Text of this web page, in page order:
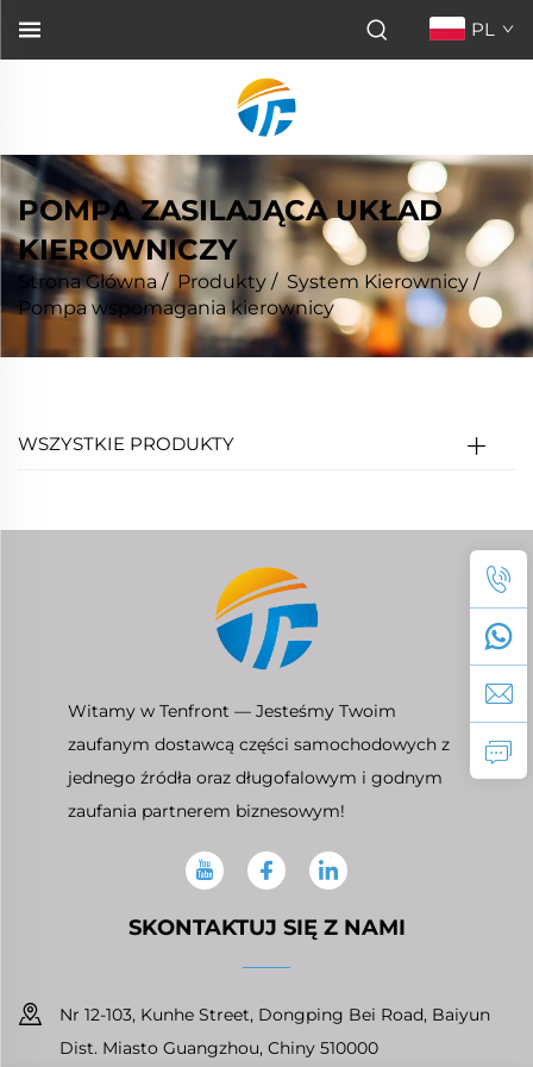
PL
POMPA ZASILAJĄCA UKŁAD
KIEROWNICZY
Strona Główna/ Produkty / System Kierownicy /
Pompa wspomagania kierownicy
WSZYSTKIE PRODUKTY
Witamy w Tenfront — Jesteśmy Twoim
zaufanym dostawcą części samochodowych z
jednego źródła oraz długofalowym i godnym
zaufania partnerem biznesowym!
SKONTAKTUJ SIĘ Z NAMI
Nr 12-103, Kunhe Street, Dongping Bei Road, Baiyun
Dist. Miasto Guangzhou, Chiny 510000